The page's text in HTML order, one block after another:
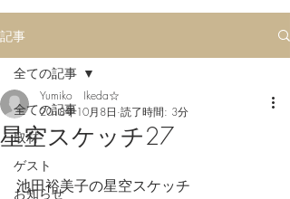
記事
全ての記事
取材
ゲスト
お知らせ
全ての記事
星空スケッチ27
Yumiko Ikeda☆
2018年10月8日 読了時間: 3分
池田裕美子の星空スケッチ